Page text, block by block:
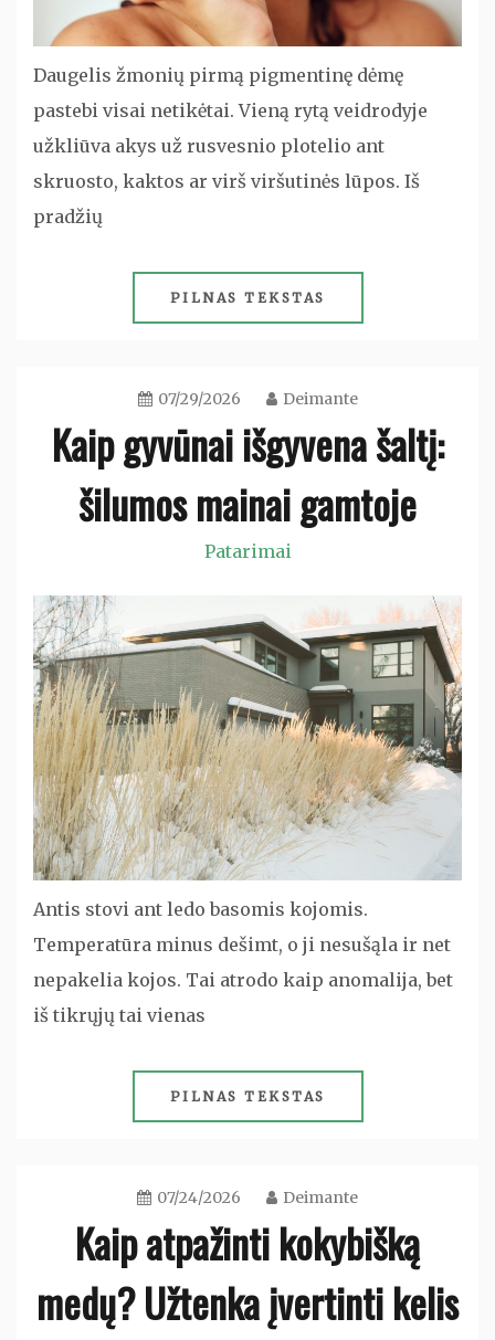
Daugelis žmonių pirmą pigmentinę dėmę
pastebi visai netikėtai. Vieną rytą veidrodyje
užkliūva akys už rusvesnio plotelio ant
skruosto, kaktos ar virš viršutinės lūpos. Iš
pradžių
PILNAS TEKSTAS
07/29/2026 Deimante
Kaip gyvūnai išgyvena šaltį:
šilumos mainai gamtoje
Patarimai
Antis stovi ant ledo basomis kojomis.
Temperatūra minus dešimt, o ji nesušąla ir net
nepakelia kojos. Tai atrodo kaip anomalija, bet
iš tikrųjų tai vienas
PILNAS TEKSTAS
07/24/2026 Deimante
Kaip atpažinti kokybišką
medų? Užtenka įvertinti kelis